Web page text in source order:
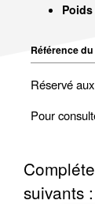
Référence
Réservé
Pour
suivants :